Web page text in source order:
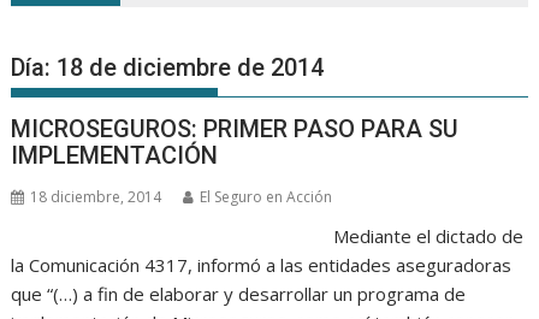
Día: 18 de diciembre de 2014
MICROSEGUROS: PRIMER PASO PARA SU
IMPLEMENTACIÓN
18 diciembre, 2014 El Seguro en Acción
Mediante el dictado de
la Comunicación 4317, informó a las entidades aseguradoras
que “(…) a fin de elaborar y desarrollar un programa de